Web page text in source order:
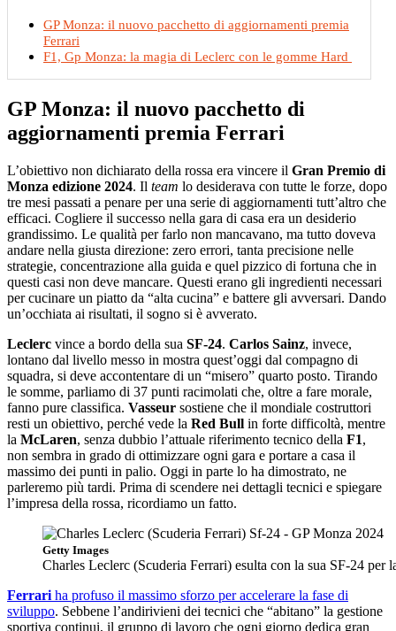
GP Monza: il nuovo pacchetto di aggiornamenti premia
Ferrari
F1, Gp Monza: la magia di Leclerc con le gomme Hard
GP Monza: il nuovo pacchetto di
aggiornamenti premia Ferrari
L’obiettivo non dichiarato della rossa era vincere il Gran Premio di
Monza edizione 2024. Il team lo desiderava con tutte le forze, dopo
tre mesi passati a penare per una serie di aggiornamenti tutt’altro che
efficaci. Cogliere il successo nella gara di casa era un desiderio
grandissimo. Le qualità per farlo non mancavano, ma tutto doveva
andare nella giusta direzione: zero errori, tanta precisione nelle
strategie, concentrazione alla guida e quel pizzico di fortuna che in
questi casi non deve mancare. Questi erano gli ingredienti necessari
per cucinare un piatto da “alta cucina” e battere gli avversari. Dando
un’occhiata ai risultati, il sogno si è avverato.
Leclerc vince a bordo della sua SF-24. Carlos Sainz, invece,
lontano dal livello messo in mostra quest’oggi dal compagno di
squadra, si deve accontentare di un “misero” quarto posto. Tirando
le somme, parliamo di 37 punti racimolati che, oltre a fare morale,
fanno pure classifica. Vasseur sostiene che il mondiale costruttori
resti un obiettivo, perché vede la Red Bull in forte difficoltà, mentre
la McLaren, senza dubbio l’attuale riferimento tecnico della F1,
non sembra in grado di ottimizzare ogni gara e portare a casa il
massimo dei punti in palio. Oggi in parte lo ha dimostrato, ne
parleremo più tardi. Prima di scendere nei dettagli tecnici e spiegare
l’impresa della rossa, ricordiamo un fatto.
Getty Images
Charles Leclerc (Scuderia Ferrari) esulta con la sua SF-24
Ferrari ha profuso il massimo sforzo per accelerare la fase di
sviluppo. Sebbene l’andirivieni dei tecnici che “abitano” la gestione
sportiva continui, il gruppo di lavoro che ogni giorno dedica gran